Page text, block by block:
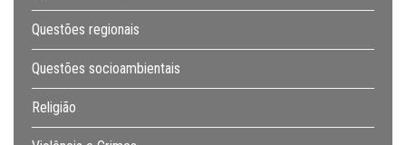
Questões regionais
Questões socioambientais
Religião